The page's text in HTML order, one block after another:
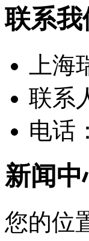
联系我
上
联系
电话
新闻中
您的位